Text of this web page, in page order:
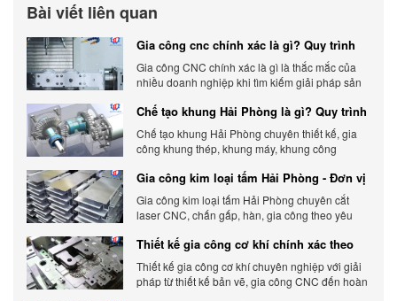
Bài viết liên quan
Gia công cnc chính xác là gì? Quy trình
chính xác, đẳng cấp
Gia công CNC chính xác là gì là thắc mắc của
nhiều doanh nghiệp khi tìm kiếm giải pháp sản
Chế tạo khung Hải Phòng là gì? Quy trình
gia công chi tiết
Chế tạo khung Hải Phòng chuyên thiết kế, gia
công khung thép, khung máy, khung công
chắc và tối ưu chi phí.
Gia công kim loại tấm Hải Phòng - Đơn vị
gia công uy tín 2026
Gia công kim loại tấm Hải Phòng chuyên cắt
laser CNC, chấn gấp, hàn, gia công theo yêu
phí.
Thiết kế gia công cơ khí chính xác theo
yêu cầu
Thiết kế gia công cơ khí chuyên nghiệp với giải
pháp từ thiết kế bản vẽ, gia công CNC đến hoàn